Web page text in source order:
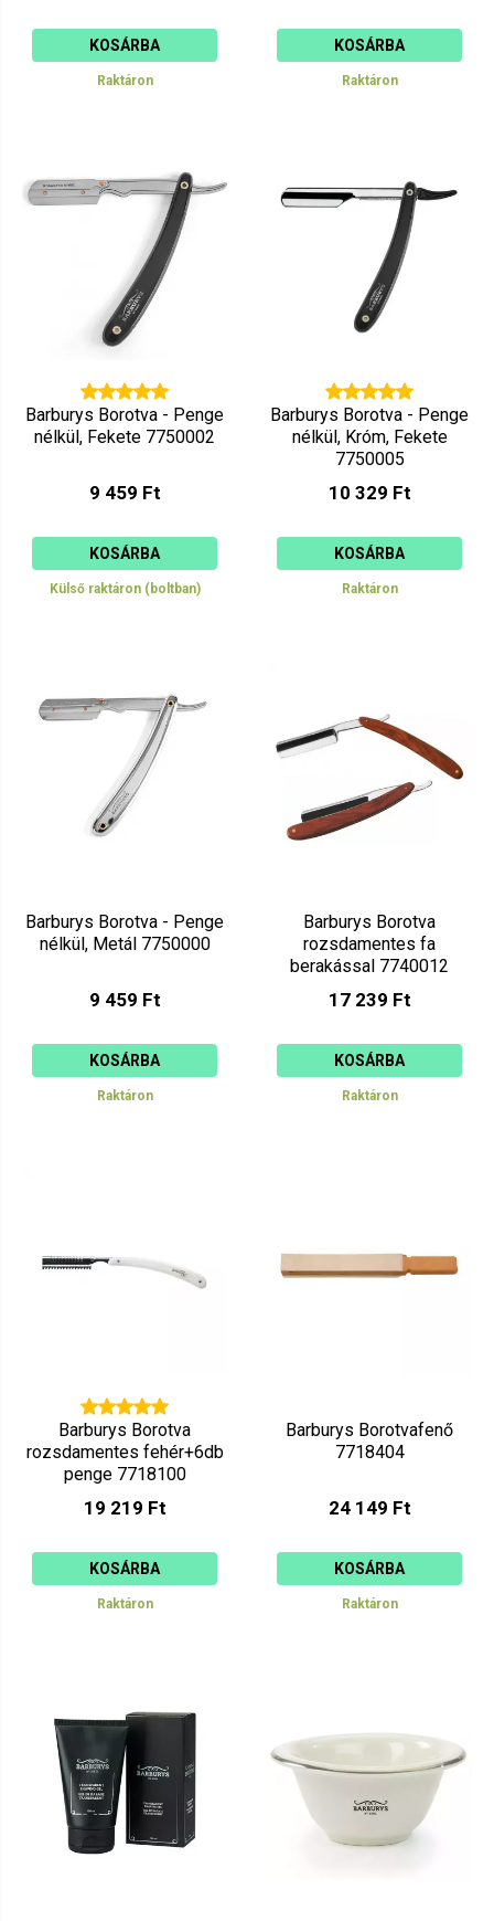
KOSÁRBA
Raktáron
KOSÁRBA
Raktáron
Barburys Borotva - Penge
nélkül, Fekete 7750002
9 459 Ft
KOSÁRBA
Külső raktáron (boltban)
Barburys Borotva - Penge
nélkül, Króm, Fekete
7750005
10 329 Ft
KOSÁRBA
Raktáron
Barburys Borotva - Penge
nélkül, Metál 7750000
9 459 Ft
KOSÁRBA
Raktáron
Barburys Borotva
rozsdamentes fa
berakással 7740012
17 239 Ft
KOSÁRBA
Raktáron
Barburys Borotva
rozsdamentes fehér+6db
penge 7718100
19 219 Ft
KOSÁRBA
Raktáron
Barburys Borotvafenő
7718404
24 149 Ft
KOSÁRBA
Raktáron